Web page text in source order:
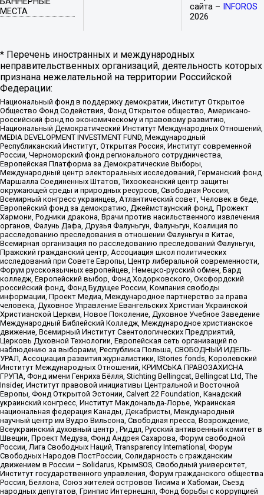
МЕСТА
сайта –
INFOROS
2026
* Перечень иностранных и международных
неправительственных организаций, деятельность которых
признана нежелательной на территории Российской
Федерации:
Национальный фонд в поддержку демократии, Институт Открытое
Общество Фонд Содействия, Фонд Открытое общество, Американо-
российский фонд по экономическому и правовому развитию,
Национальный Демократический Институт Международных Отношений,
MEDIA DEVELOPMENT INVESTMENT FUND, Международный
Республиканский Институт, Открытая Россия, Институт современной
России, Черноморский фонд регионального сотрудничества,
Европейская Платформа за Демократические Выборы,
Международный центр электоральных исследований, Германский фонд
Маршалла Соединенных Штатов, Тихоокеанский центр защиты
окружающей среды и природных ресурсов, Свободная Россия,
Всемирный конгресс украинцев, Атлантический совет, Человек в беде,
Европейский фонд за демократию, Джеймстаунский фонд, Прожект
Хармони, Родники дракона, Врачи против насильственного извлечения
органов, Фалунь Дафа, Друзья Фалуньгун, Фалуньгун, Коалиция по
расследованию преследования в отношении Фалуньгун в Китае,
Всемирная организация по расследованию преследований Фалуньгун,
Пражский гражданский центр, Ассоциация школ политических
исследований при Совете Европы, Центр либеральной современности,
Форум русскоязычных европейцев, Немецко-русский обмен, Бард
колледж, Европейский выбор, Фонд Ходорковского, Оксфордский
российский фонд, Фонд Будущее России, Компания свободы
информации, Проект Медиа, Международное партнерство за права
человека, Духовное Управление Евангельских Христиан Украинской
Христианской Церкви, Новое Поколение, Духовное Учебное Заведение
Международный Библейский Колледж, Международное христианское
движение, Всемирный Институт Саентологических Предприятий,
Церковь Духовной Технологии, Европейская сеть организаций по
наблюдению за выборами, Республика Польша, СВОБОДНЫЙ ИДЕЛЬ-
УРАЛ, Ассоциация развития журналистики, IStories fonds, Королевский
Институт Международных Отношений, КРИМСЬКА ПРАВОЗАХИСНА
ГРУПА, Фонд имени Генриха Бёлля, Stichting Bellingcat, Bellingcat Ltd, The
Insider, Институт правовой инициативы Центральной и Восточной
Европы, Фонд Открытой Эстонии, Calvert 22 Foundation, Канадский
украинский конгресс, Институт Макдональда-Лорье, Украинская
национальная федерация Канады, Декабристы, Международный
научный центр им Вудро Вильсона, Свободная пресса, Возрождение,
Всеукраинский духовный центр , Риддл, Русский антивоенный комитет в
Швеции, Проект Медуза, Фонд Андрея Сахарова, Форум свободной
России, Лига Свободных Наций, Transparеncy International, Форум
Свободных Народов ПостРоссии, Солидарность с гражданским
движением в России – Solidarus, КрымSOS, Свободный университет,
Институт государственного управления, Форум гражданского общества
Россия, Беллона, Союз жителей островов Тисима и Хабомаи, Съезд
народных депутатов, Гринпис Интернешнл, Фонд борьбы с коррупцией